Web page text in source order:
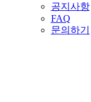
공지사항
FAQ
문의하기